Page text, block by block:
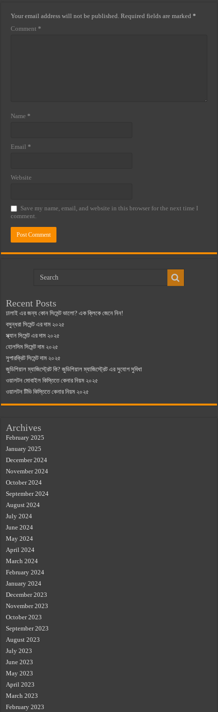
Your email address will not be published. Required fields are marked*
Comment *
Name *
Email *
Website
Save my name, email, and website in this browser for the next time I
comment.
Recent Posts
ঢালাই এর জন্য কোন সিমেন্ট ভালো? এক ক্লিকে জেনে নিন!
বসুন্ধরা সিমেন্ট এর দাম ২০২৫
স্ক্যান সিমেন্ট এর দাম ২০২৫
হোলসিম সিমেন্ট দাম ২০২৫
সুপারক্রিট সিমেন্ট দাম ২০২৫
জুডিশিয়াল ম্যাজিস্ট্রেট কি? জুডিশিয়াল ম্যাজিস্ট্রেট এর সুযোগ সুবিধা
ওয়ালটন মোবাইল কিস্তিতে কেনার নিয়ম ২০২৫
ওয়ালটন টিভি কিস্তিতে কেনার নিয়ম ২০২৫
Archives
February 2025
January 2025
December 2024
November 2024
October 2024
September 2024
August 2024
July 2024
June 2024
May 2024
April 2024
March 2024
February 2024
January 2024
December 2023
November 2023
October 2023
September 2023
August 2023
July 2023
June 2023
May 2023
April 2023
March 2023
February 2023